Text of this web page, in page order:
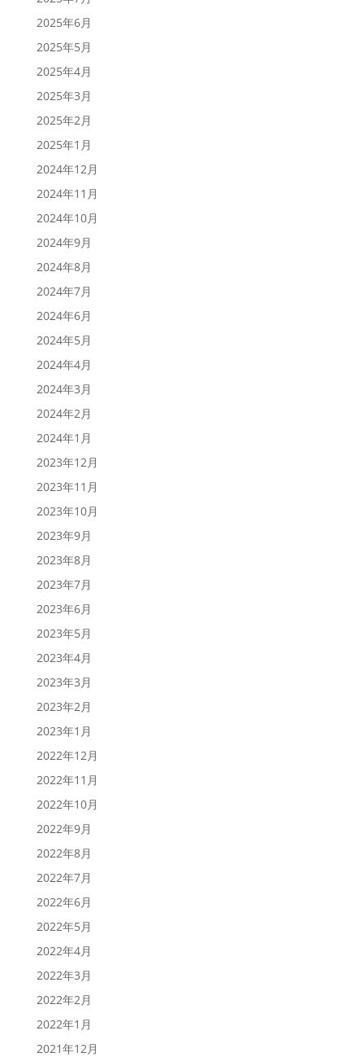
2025年6月
2025年5月
2025年4月
2025年3月
2025年2月
2025年1月
2024年12月
2024年11月
2024年10月
2024年9月
2024年8月
2024年7月
2024年6月
2024年5月
2024年4月
2024年3月
2024年2月
2024年1月
2023年12月
2023年11月
2023年10月
2023年9月
2023年8月
2023年7月
2023年6月
2023年5月
2023年4月
2023年3月
2023年2月
2023年1月
2022年12月
2022年11月
2022年10月
2022年9月
2022年8月
2022年7月
2022年6月
2022年5月
2022年4月
2022年3月
2022年2月
2022年1月
2021年12月